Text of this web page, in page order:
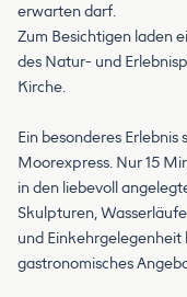
erwarten darf.
Zum Besichtigen laden
des Natur- und
Kirche.
Ein besonderes
Moorexpress. Nur 15
in den liebevoll
Skulpturen,
und
gastronomisches